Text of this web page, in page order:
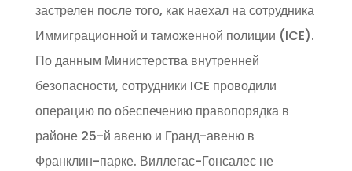
застрелен после того, как наехал на сотрудника
Иммиграционной и таможенной полиции (ICE).
По данным Министерства внутренней
безопасности, сотрудники ICE проводили
операцию по обеспечению правопорядка в
районе 25-й авеню и Гранд-авеню в
Франклин-парке. Виллегас-Гонсалес не